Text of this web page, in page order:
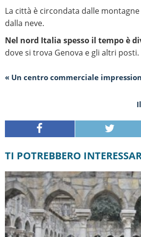
La città è circondata dalle
dalla neve.
Nel nord Italia spesso il tempo è
dove si trova Genova e gli altri posti.
« Un centro commerciale
TI POTREBBERO